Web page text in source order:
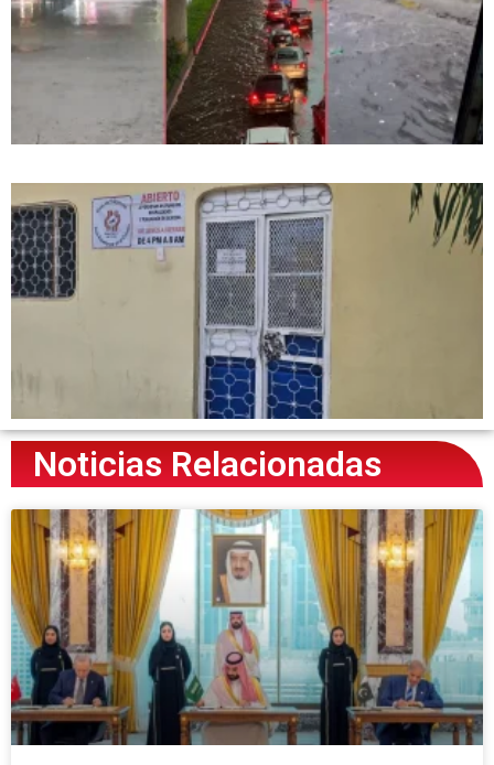
Noticias Relacionadas